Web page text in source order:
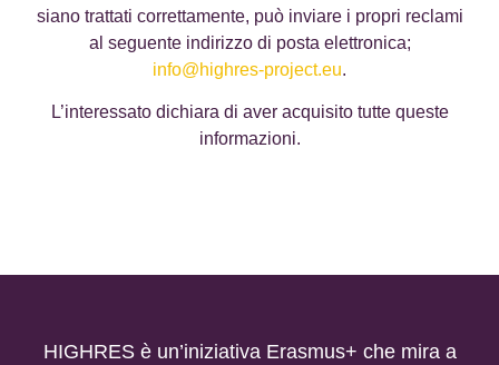
siano trattati correttamente, può inviare i propri reclami
al seguente indirizzo di posta elettronica;
info@highres-project.eu.
L’interessato dichiara di aver acquisito tutte queste
informazioni.
HIGHRES è un’iniziativa Erasmus+ che mira a